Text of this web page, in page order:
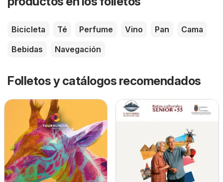
Bicicleta Té Perfume Vino Pan
Cama
Bebidas
Navegación
Folletos y catálogos recomendados